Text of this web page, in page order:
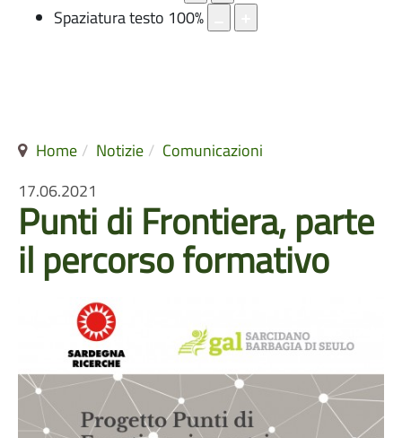
Spaziatura testo 100%
Home Notizie
Comunicazioni
17.06.2021
Punti di Frontiera, parte
il percorso formativo